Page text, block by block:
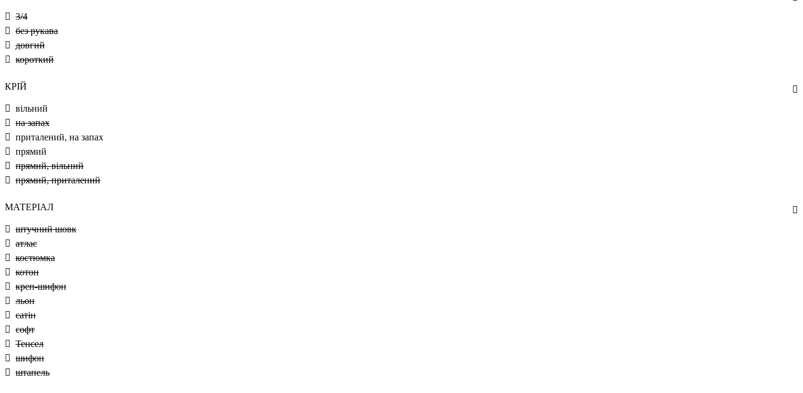
3/4
без рукава
довгий
короткий
КРІЙ
вільний
на запах
приталений, на запах
прямий
прямий, вільний
прямий, приталений
МАТЕРІАЛ
штучний шовк
атлас
костюмка
котон
креп-шифон
льон
сатін
софт
Тенсел
шифон
штапель